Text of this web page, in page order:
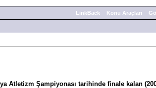
LinkBack Konu Araçları
Atletizm Şampiyonası tarihinde finale kalan